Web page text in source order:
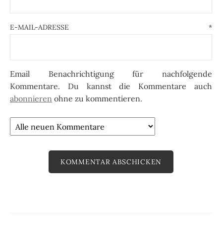
E-MAIL-ADRESSE *
Email Benachrichtigung für nachfolgende
Kommentare. Du kannst die Kommentare auch
abonnieren ohne zu kommentieren.